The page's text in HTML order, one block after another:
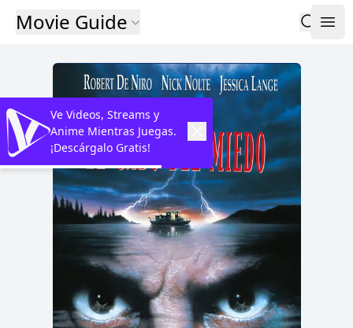
Movie Guide
Ve Videos, Streams y
Anime Mientras Juegas.
¡Descárgalo Gratis!